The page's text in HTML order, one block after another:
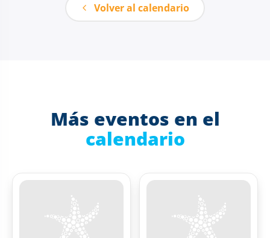
Volver al calendario
Más eventos en el
calendario